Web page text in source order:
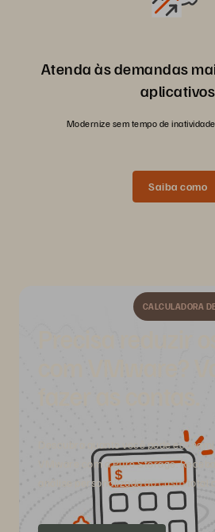
Atenda às demandas
aplicativos
Modernize sem tempo de
Saiba como
CALCULADORA
Descubra quanto você pode
VMware com a Pure Storage.
análise personalizada do custo total